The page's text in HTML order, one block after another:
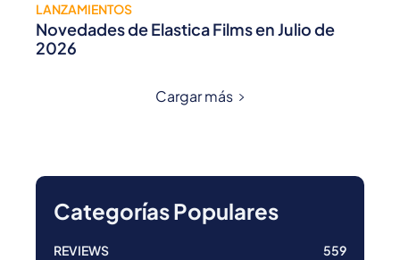
LANZAMIENTOS
Novedades de Elastica Films en Julio de
2026
Cargar más
Categorías Populares
REVIEWS 559